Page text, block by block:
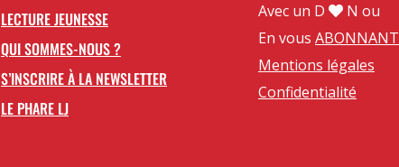
LECTURE JEUNESSE
QUI SOMMES-NOUS ?
S’INSCRIRE À LA NEWSLETTER
LE PHARE LJ
Avec un D
N ou
En vous ABONNANT
Mentions légales
Confidentialité